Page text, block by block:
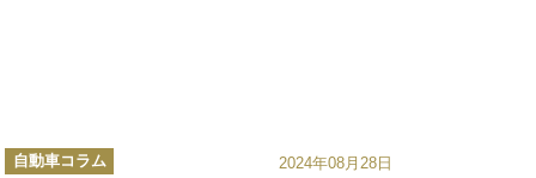
カ
テ
自動車コラム 2024年08月28日